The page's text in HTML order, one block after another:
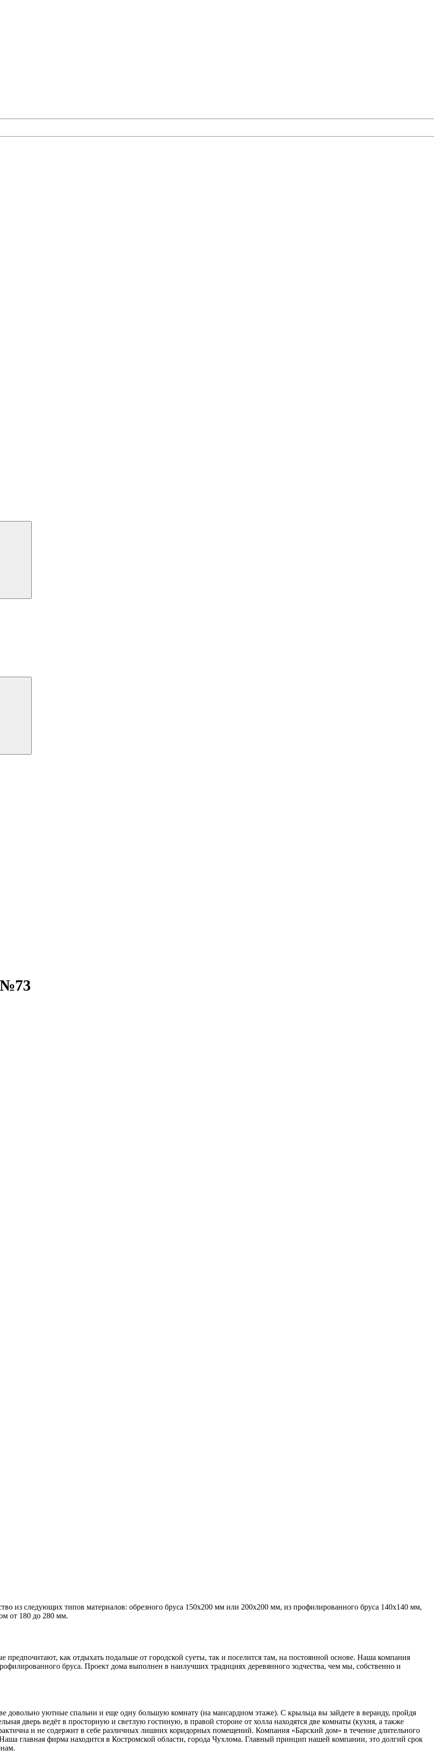
№73
из следующих типов материалов: обрезного бруса 150х200 мм или 200х200 мм, из профилированного бруса 140х140 мм,
от 180 до 280 мм.
предпочитают, как отдыхать подальше от городской суеты, так и поселится там, на постоянной основе. Наша компания
бруса. Проект дома выполнен в наилучших традициях деревянного зодчества, чем мы, собственно и
уютные спальни и еще одну большую комнату (на мансардном этаже). С крыльца вы зайдете в веранду, пройдя
дверь ведёт в просторную и светлую гостиную, в правой стороне от холла находятся две комнаты (кухня, а также
и не содержит в себе различных лишних коридорных помещений. Компания «Барский дом» в течение длительного
главная фирма находится в Костромской области, города Чухлома. Главный принцип нашей компании, это долгий срок